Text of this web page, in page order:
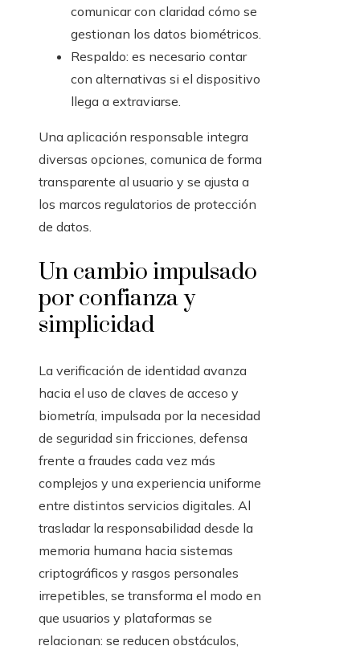
comunicar con claridad cómo se
gestionan los datos biométricos.
Respaldo: es necesario contar
con alternativas si el dispositivo
llega a extraviarse.
Una aplicación responsable integra
diversas opciones, comunica de forma
transparente al usuario y se ajusta a
los marcos regulatorios de protección
de datos.
Un cambio impulsado
por confianza y
simplicidad
La verificación de identidad avanza
hacia el uso de claves de acceso y
biometría, impulsada por la necesidad
de seguridad sin fricciones, defensa
frente a fraudes cada vez más
complejos y una experiencia uniforme
entre distintos servicios digitales. Al
trasladar la responsabilidad desde la
memoria humana hacia sistemas
criptográficos y rasgos personales
irrepetibles, se transforma el modo en
que usuarios y plataformas se
relacionan: se reducen obstáculos,